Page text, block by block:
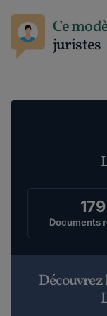
Ce
juristes
179
Documents